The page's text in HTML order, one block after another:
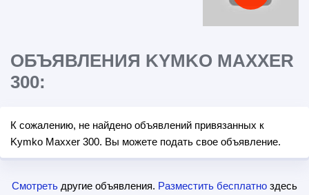
ОБЪЯВЛЕНИЯ KYMKO MAXXER
300:
К сожалению, не найдено объявлений привязанных к
Kymko Maxxer 300. Вы можете подать свое объявление.
Смотреть другие объявления. Разместить бесплатно здесь